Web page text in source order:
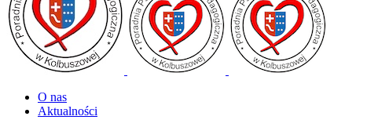
O nas
Aktualności